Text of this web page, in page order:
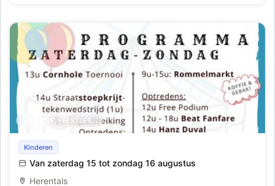
ANIMATIE, FEESTJES,..
Molekenskermis
Kinderen
Van zaterdag 15 tot zondag 16 augustus
Herentals